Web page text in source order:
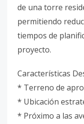
de una torre
permitiendo
tiempos de
proyecto.
Características
* Terreno de
* Ubicación
* Próximo a las